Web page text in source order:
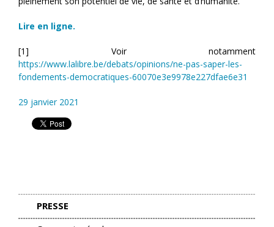
Lire en ligne.
[1] Voir notamment
https://www.lalibre.be/debats/opinions/ne-pas-saper-les-
fondements-democratiques-60070e3e9978e227dfae6e31
29 janvier 2021
PRESSE